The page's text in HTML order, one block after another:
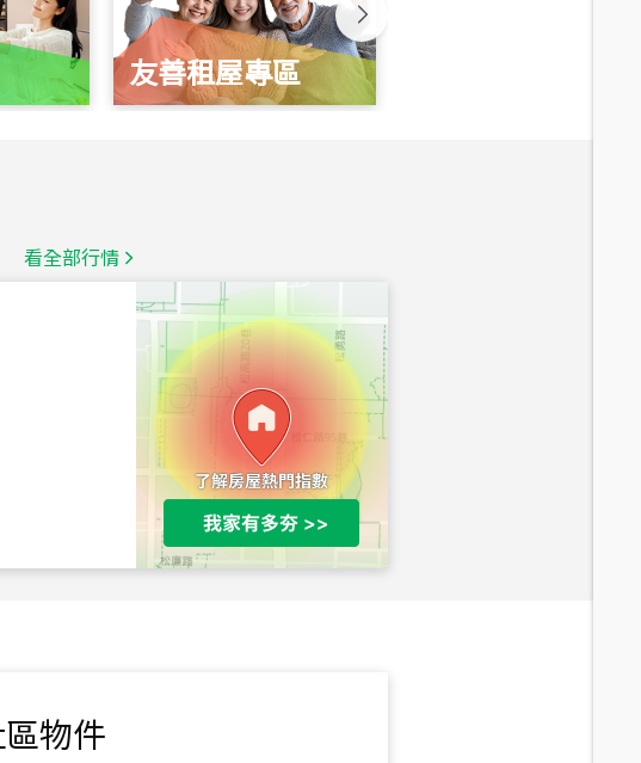
友善租屋專區
看全部行情
物件
中山區長春路
1,020萬
總價
490萬
總價
1,808萬
07月 成交